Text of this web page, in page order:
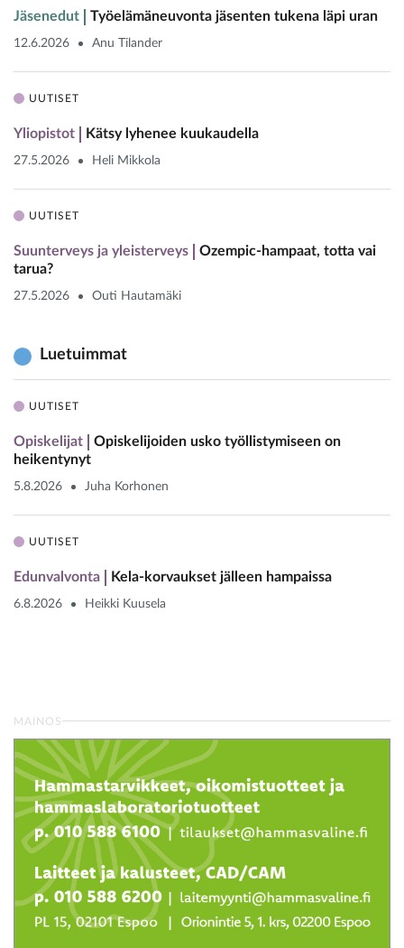
Jäsenedut Työelämäneuvonta jäsenten tukena läpi uran
12.6.2026 Anu Tilander
UUTISET
Yliopistot Kätsy lyhenee kuukaudella
27.5.2026 Heli Mikkola
UUTISET
Suunterveys ja yleisterveys
Ozempic-hampaat, totta vai
tarua?
27.5.2026 Outi Hautamäki
Luetuimmat
UUTISET
Opiskelijat
Opiskelijoiden usko työllistymiseen on
heikentynyt
5.8.2026 Juha Korhonen
UUTISET
Edunvalvonta Kela-korvaukset jälleen hampaissa
6.8.2026 Heikki Kuusela
MAINOS